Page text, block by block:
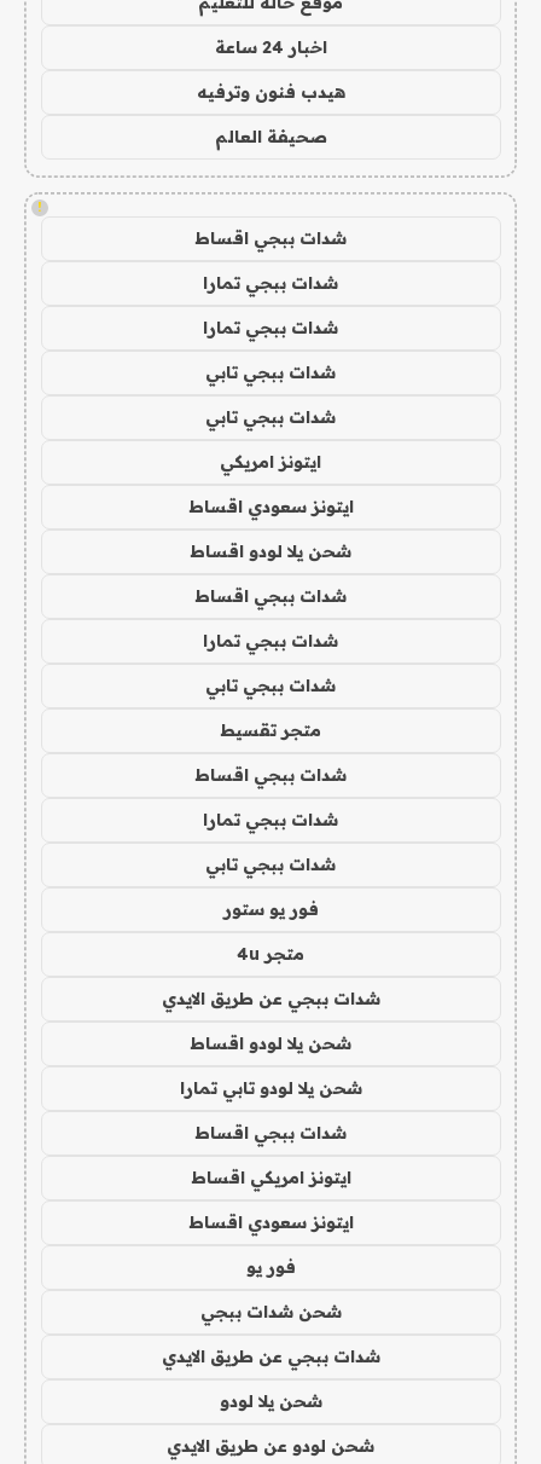
اخبار 24 ساعة
هيدب فنون وترفيه
صحيفة العالم
!
شدات ببجي اقساط
شدات ببجي تمارا
شدات ببجي تمارا
شدات ببجي تابي
شدات ببجي تابي
ايتونز امريكي
ايتونز سعودي اقساط
شحن يلا لودو اقساط
شدات ببجي اقساط
شدات ببجي تمارا
شدات ببجي تابي
متجر تقسيط
شدات ببجي اقساط
شدات ببجي تمارا
شدات ببجي تابي
فور يو ستور
متجر 4u
شدات ببجي عن طريق الايدي
شحن يلا لودو اقساط
شحن يلا لودو تابي تمارا
شدات ببجي اقساط
ايتونز امريكي اقساط
ايتونز سعودي اقساط
فور يو
شحن شدات ببجي
شدات ببجي عن طريق الايدي
شحن يلا لودو
شحن لودو عن طريق الايدي